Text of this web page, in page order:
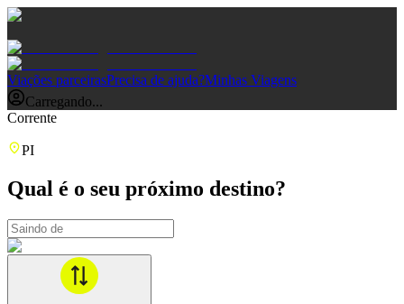
Viações parceirasPrecisa de ajuda?Minhas Viagens
Carregando...
Corrente
PI
Qual é o seu próximo destino?